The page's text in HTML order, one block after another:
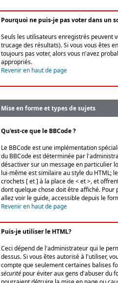
Pourquoi ne puis-je pas voter dans un
Seuls les utilisateurs enregistrés peuvent
trucage des résultats). Si vous vous êtes
toujours pas voter, alors vous n'avez
appropriés.
Revenir en haut de page
Mise en forme et types de sujets
Qu'est-ce que le BBCode ?
Le BBCode est une implémentation
du BBCode est déterminée par
désactiver sur un message en particulier
lui-même est similaire au style du HTML;
crochets [ et ] à la place de < et >, et
dont quelque chose doit être affiché.
allez voir le guide, accessible depuis le
Revenir en haut de page
Puis-je utiliser le HTML?
Ceci dépend de l'administrateur qui le
dessus. Si vous êtes autorisé à l'utiliser,
compte que seulement certaines balises
sécurité pour éviter aux gens d'abuser du